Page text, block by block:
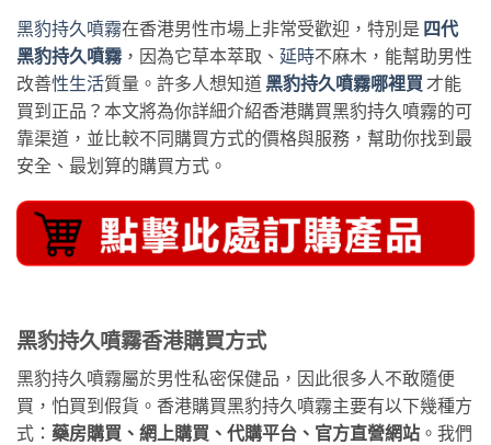
黑豹持久噴霧在香港男性市場上非常受歡迎，特別是 四代
黑豹持久噴霧 ，因為它草本萃取、 延時不麻木，能幫助男性
改善性生活質量。許多人想知道黑豹持久噴霧哪裡買 才能
買到正品？本文將為你詳細介紹香港購買黑豹持久噴霧的可
靠渠道，並比較不同購買方式的價格與服務，幫助你找到最
安全、最划算的購買方式。
黑豹持久噴霧香港購買方式
黑豹持久噴霧屬於男性私密保健品，因此很多人不敢隨便
買，怕買到假貨。香港購買黑豹持久噴霧主要有以下幾種方
式： 藥房購買、網上購買、代購平台、官方直營網站 。我們